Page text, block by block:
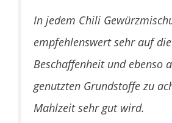
In jedem Chili
empfehlenswert sehr auf die
Beschaffenheit und ebenso
genutzten Grundstoffe zu
Mahlzeit sehr gut wird.